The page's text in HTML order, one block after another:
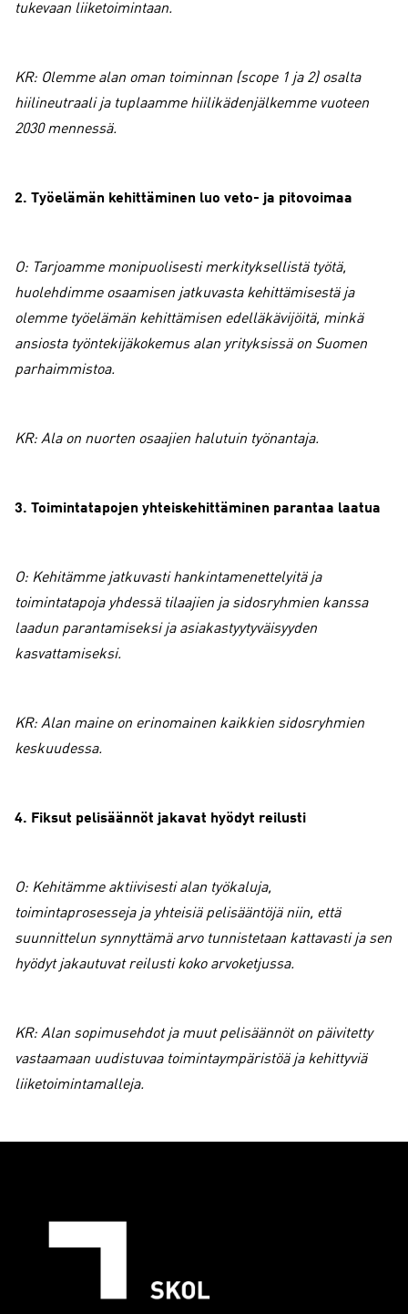
tukevaan liiketoimintaan.
KR: Olemme alan oman toiminnan (scope1 ja 2) osalta
hiilineutraali ja tuplaamme hiilikädenjälkemme vuoteen
2030 mennessä.
2. Työelämän kehittäminen luo veto- ja pitovoimaa
O: Tarjoamme monipuolisesti merkityksellistä työtä,
huolehdimme osaamisen jatkuvasta kehittämisestä ja
olemme työelämän kehittämisen edelläkävijöitä, minkä
ansiosta työntekijäkokemus alan yrityksissä on Suomen
parhaimmistoa.
KR: Ala on nuorten osaajien halutuin työnantaja.
3. Toimintatapojen yhteiskehittäminen parantaa laatua
O: Kehitämme jatkuvasti hankintamenettelyitä ja
toimintatapoja yhdessä tilaajien ja sidosryhmien kanssa
laadun parantamiseksi ja asiakastyytyväisyyden
kasvattamiseksi.
KR: Alan maine on erinomainen kaikkien sidosryhmien
keskuudessa.
4. Fiksut pelisäännöt jakavat hyödyt reilusti
O: Kehitämme aktiivisesti alan työkaluja,
toimintaprosesseja ja yhteisiä pelisääntöjä niin, että
suunnittelun synnyttämä arvo tunnistetaan kattavasti ja sen
hyödyt jakautuvat reilusti koko arvoketjussa.
KR: Alan sopimusehdot ja muut pelisäännöt on päivitetty
vastaamaan uudistuvaa toimintaympäristöä ja kehittyviä
liiketoimintamalleja.